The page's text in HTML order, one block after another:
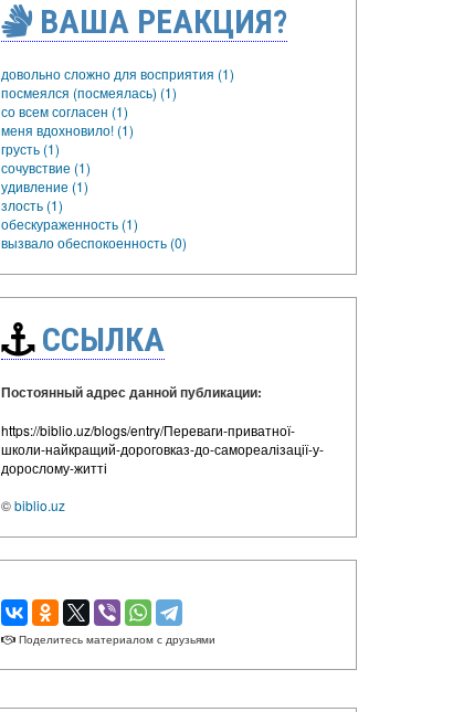
ВАША РЕАКЦИЯ?
довольно сложно для восприятия (1)
посмеялся (посмеялась) (1)
со всем согласен (1)
меня вдохновило! (1)
грусть (1)
сочувствие (1)
удивление (1)
злость (1)
обескураженность (1)
вызвало обеспокоенность (0)
ССЫЛКА
Постоянный адрес данной публикации:
https://biblio.uz/blogs/entry/Переваги-приватної-
школи-найкращий-дороговказ-до-самореалізації-у-
дорослому-житті
©biblio.uz
Поделитесь материалом с друзьями